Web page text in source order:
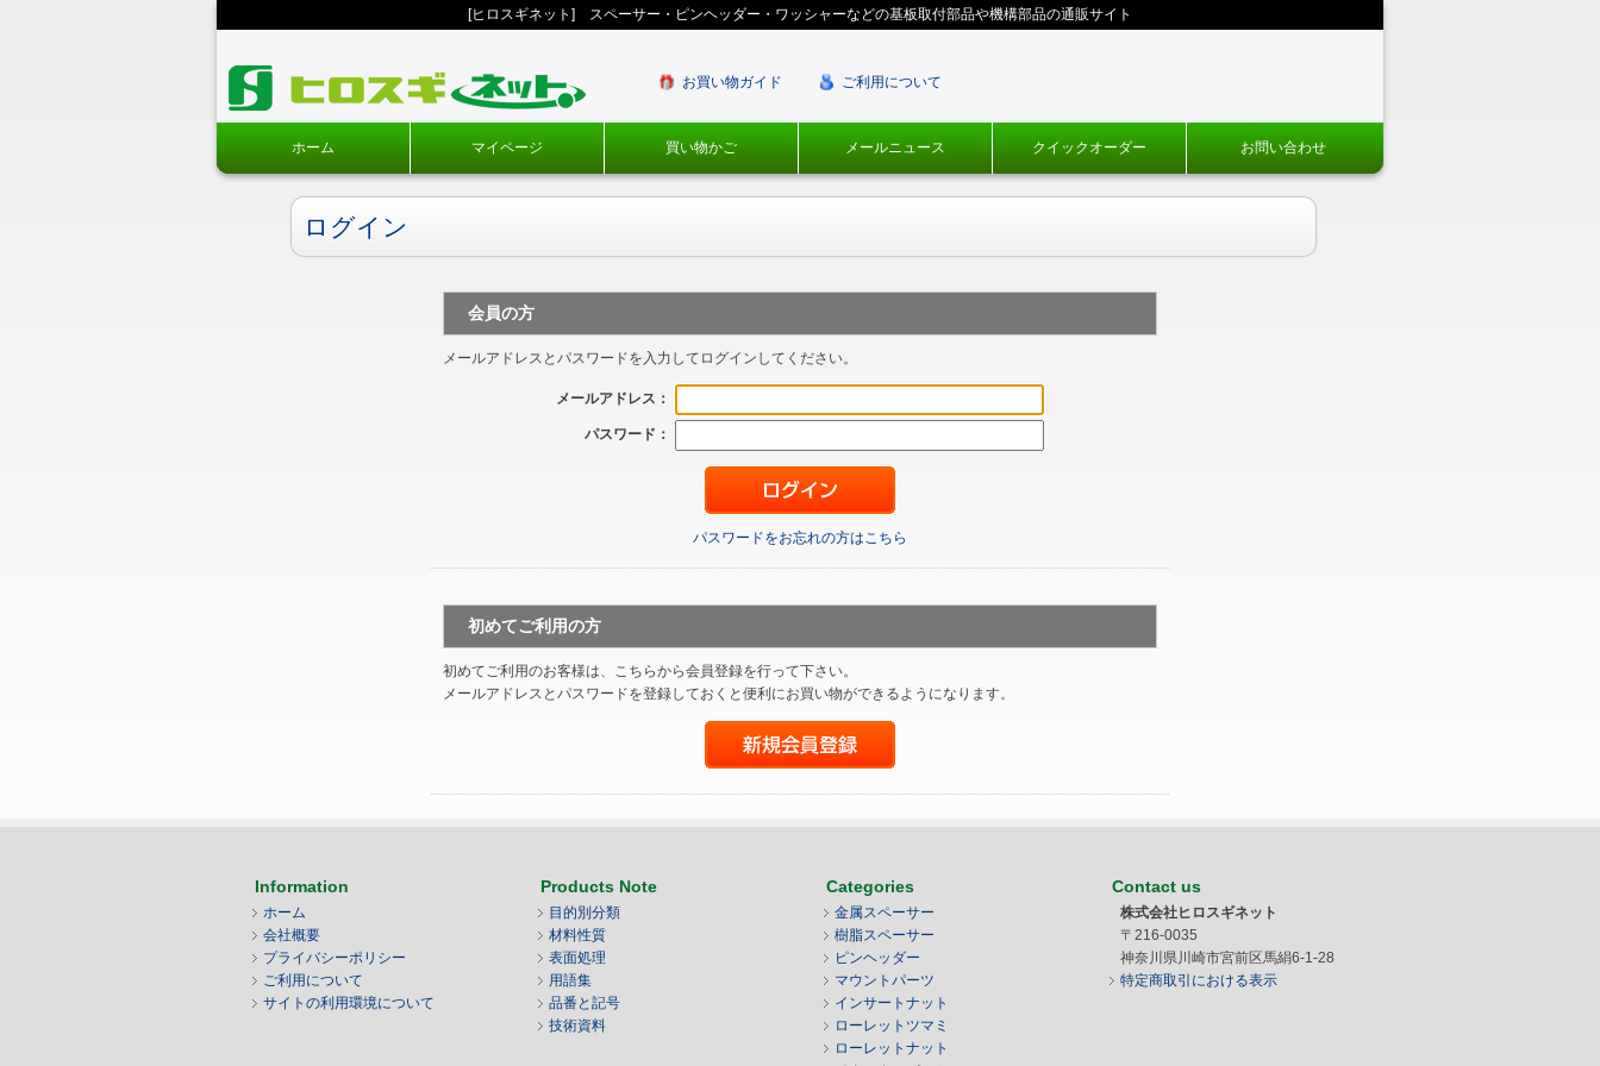
[ヒロスギネット] スペーサー・ピンヘッダー・ワッシャーなどの基板取付部品や機構部品の通販サイト
お買い物ガイド ご利用について
ホーム マイページ 買い物かご メールニュース クイックオーダー お問い合わせ
ログイン
会員の方
メールアドレスとパスワードを入力してログインしてください。
メールアドレス：
パスワード：
パスワードをお忘れの方はこちら
初めてご利用の方
初めてご利用のお客様は、こちらから会員登録を行って下さい。
メールアドレスとパスワードを登録しておくと便利にお買い物ができるようになります。
Information
ホーム
会社概要
プライバシーポリシー
ご利用について
サイトの利用環境について
Products Note
目的別分類
材料性質
表面処理
用語集
品番と記号
技術資料
Categories
金属スペーサー
樹脂スペーサー
ピンヘッダー
マウントパーツ
インサートナット
ローレットツマミ
ローレットナット
Contact us
株式会社ヒロスギネット
〒216-0035
神奈川県川崎市宮前区馬絹6-1-28
特定商取引における表示